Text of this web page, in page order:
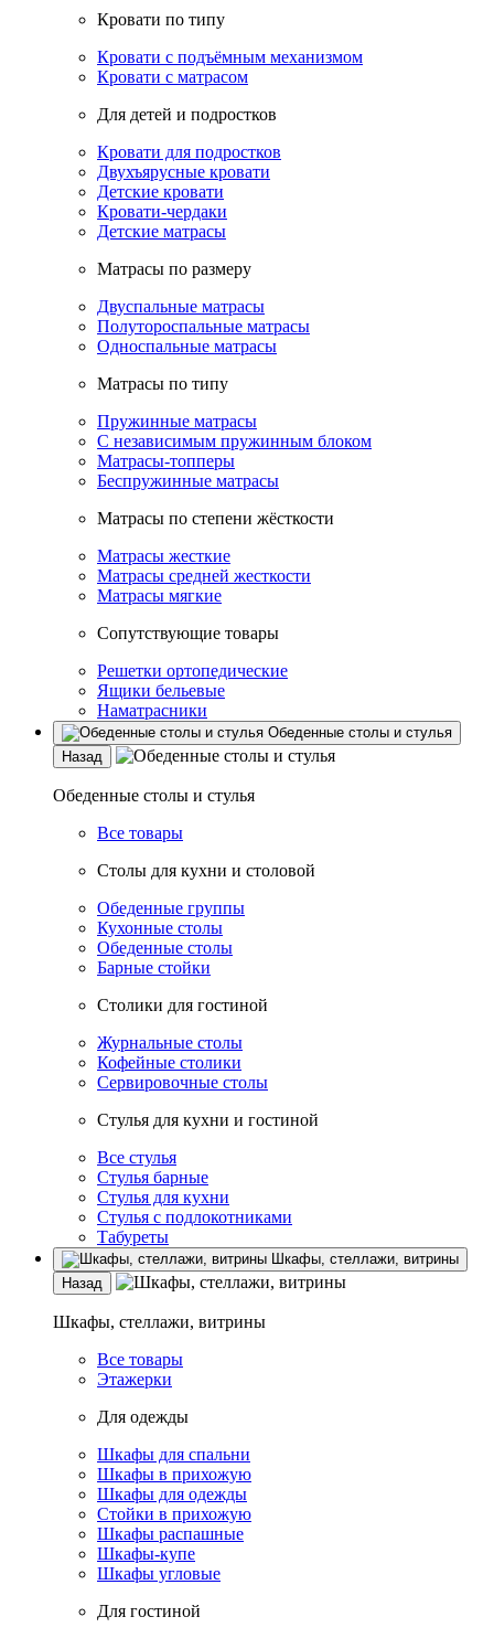
Кровати по типу
Кровати с подъёмным механизмом
Кровати с матрасом
Для детей и подростков
Кровати для подростков
Двухъярусные кровати
Детские кровати
Кровати-чердаки
Детские матрасы
Матрасы по размеру
Двуспальные матрасы
Полутороспальные матрасы
Односпальные матрасы
Матрасы по типу
Пружинные матрасы
С независимым пружинным блоком
Матрасы-топперы
Беспружинные матрасы
Матрасы по степени жёсткости
Матрасы жесткие
Матрасы средней жесткости
Матрасы мягкие
Сопутствующие товары
Решетки ортопедические
Ящики бельевые
Наматрасники
Обеденные столы и стулья
Назад
Обеденные столы и стулья
Все товары
Столы для кухни и столовой
Обеденные группы
Кухонные столы
Обеденные столы
Барные стойки
Столики для гостиной
Журнальные столы
Кофейные столики
Сервировочные столы
Стулья для кухни и гостиной
Все стулья
Стулья барные
Стулья для кухни
Стулья с подлокотниками
Табуреты
Шкафы, стеллажи, витрины
Назад
Шкафы, стеллажи, витрины
Все товары
Этажерки
Для одежды
Шкафы для спальни
Шкафы в прихожую
Шкафы для одежды
Стойки в прихожую
Шкафы распашные
Шкафы-купе
Шкафы угловые
Для гостиной